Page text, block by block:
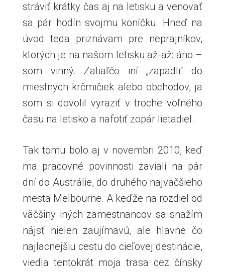
stráviť krátky čas aj na letisku a venovať
sa pár hodín svojmu koníčku. Hneď na
úvod teda priznávam pre neprajníkov,
ktorých je na našom letisku až-až: áno –
som vinný. Zatiaľčo iní „zapadli“ do
miestnych krčmičiek alebo obchodov, ja
som si dovolil vyraziť v troche voľného
času na letisko a nafotiť zopár lietadiel.
Tak tomu bolo aj v novembri 2010, keď
ma pracovné povinnosti zaviali na pár
dní do Austrálie, do druhého najväčšieho
mesta Melbourne. A keďže na rozdiel od
väčšiny iných zamestnancov sa snažím
nájsť nielen zaujímavú, ale hlavne čo
najlacnejšiu cestu do cieľovej destinácie,
viedla tentokrát moja trasa cez čínsky